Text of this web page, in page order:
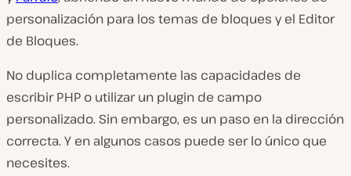
personalización para los temas de bloques y el Editor
de Bloques.
No duplica completamente las capacidades de
escribir PHP o utilizar un plugin de campo
personalizado. Sin embargo, es un paso en la dirección
correcta. Y en algunos casos puede ser lo único que
necesites.